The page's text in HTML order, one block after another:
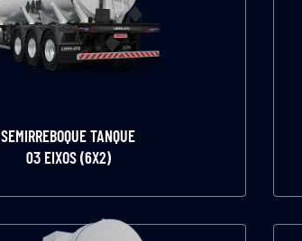
SEMIRREBOQUE TANQUE
03 EIXOS (6X2)